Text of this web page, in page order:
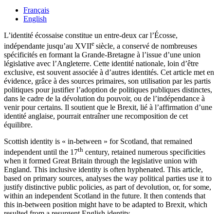
Français
English
L’identité écossaise constitue un entre-deux car l’Écosse,
indépendante jusqu’au XVIIe siècle, a conservé de nombreuses
spécificités en formant la Grande-Bretagne à l’issue d’une union
législative avec l’Angleterre. Cette identité nationale, loin d’être
exclusive, est souvent associée à d’autres identités. Cet article met en
évidence, grâce à des sources primaires, son utilisation par les partis
politiques pour justifier l’adoption de politiques publiques distinctes,
dans le cadre de la dévolution du pouvoir, ou de l’indépendance à
venir pour certains. Il soutient que le Brexit, lié à l’affirmation d’une
identité anglaise, pourrait entraîner une recomposition de cet
équilibre.
Scottish identity is « in-between » for Scotland, that remained
independent until the 17th century, retained numerous specificities
when it formed Great Britain through the legislative union with
England. This inclusive identity is often hyphenated. This article,
based on primary sources, analyses the way political parties use it to
justify distinctive public policies, as part of devolution, or, for some,
within an independent Scotland in the future. It then contends that
this in-between position might have to be adapted to Brexit, which